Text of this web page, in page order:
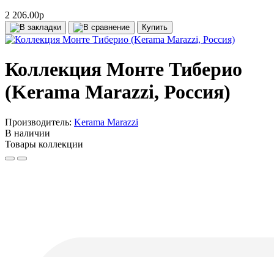
2 206.00р
Купить
Коллекция Монте Тиберио
(Kerama Marazzi, Россия)
Производитель: Kerama Marazzi
В наличии
Товары коллекции